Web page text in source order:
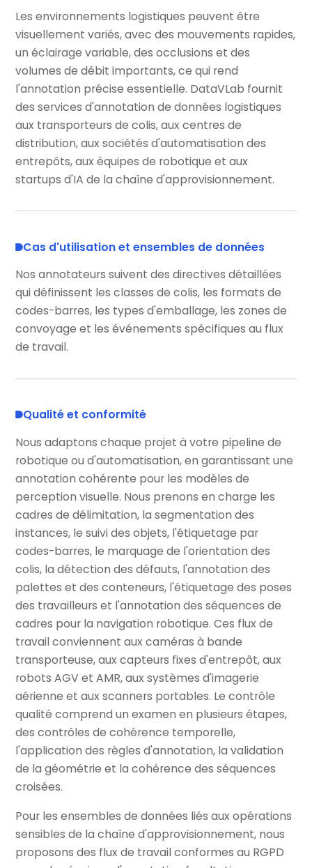
Les environnements logistiques peuvent être
visuellement variés, avec des mouvements rapides,
un éclairage variable, des occlusions et des
volumes de débit importants, ce qui rend
l'annotation précise essentielle. DataVLab fournit
des services d'annotation de données logistiques
aux transporteurs de colis, aux centres de
distribution, aux sociétés d'automatisation des
entrepôts, aux équipes de robotique et aux
startups d'IA de la chaîne d'approvisionnement.
Cas d'utilisation et ensembles de données
Nos annotateurs suivent des directives détaillées
qui définissent les classes de colis, les formats de
codes-barres, les types d'emballage, les zones de
convoyage et les événements spécifiques au flux
de travail.
Qualité et conformité
Nous adaptons chaque projet à votre pipeline de
robotique ou d'automatisation, en garantissant une
annotation cohérente pour les modèles de
perception visuelle. Nous prenons en charge les
cadres de délimitation, la segmentation des
instances, le suivi des objets, l'étiquetage par
codes-barres, le marquage de l'orientation des
colis, la détection des défauts, l'annotation des
palettes et des conteneurs, l'étiquetage des poses
des travailleurs et l'annotation des séquences de
cadres pour la navigation robotique. Ces flux de
travail conviennent aux caméras à bande
transporteuse, aux capteurs fixes d'entrepôt, aux
robots AGV et AMR, aux systèmes d'imagerie
aérienne et aux scanners portables. Le contrôle
qualité comprend un examen en plusieurs étapes,
des contrôles de cohérence temporelle,
l'application des règles d'annotation, la validation
de la géométrie et la cohérence des séquences
croisées.
Pour les ensembles de données liés aux opérations
sensibles de la chaîne d'approvisionnement, nous
proposons des flux de travail conformes au RGPD